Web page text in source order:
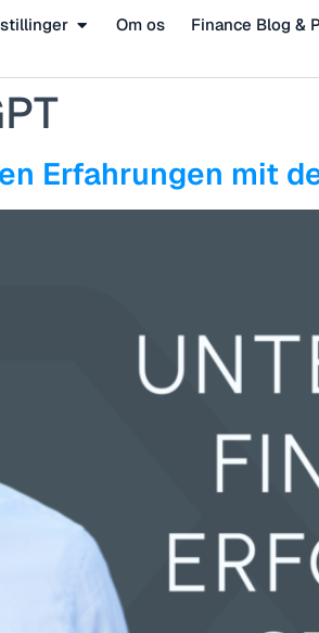
Om os Finance Blog &
Erfahrungen mit